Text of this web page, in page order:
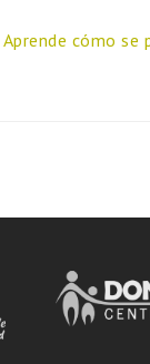
Aprende cómo